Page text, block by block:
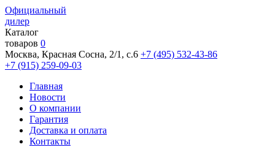
Официальный
дилер
Каталог
товаров 0
Москва, Красная Сосна, 2/1, с.6 +7 (495) 532-43-86
+7 (915) 259-09-03
Главная
Новости
О компании
Гарантия
Доставка и оплата
Контакты